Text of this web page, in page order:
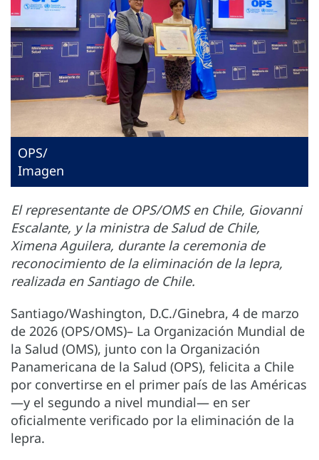
OPS/
Imagen
El representante de OPS/OMS en Chile, Giovanni
Escalante, y la ministra de Salud de Chile,
Ximena Aguilera, durante la ceremonia de
reconocimiento de la eliminación de la lepra,
realizada en Santiago de Chile.
Santiago/Washington, D.C./Ginebra, 4 de marzo
de 2026 (OPS/OMS)– La Organización Mundial de
la Salud (OMS), junto con la Organización
Panamericana de la Salud (OPS), felicita a Chile
por convertirse en el primer país de las Américas
—y el segundo a nivel mundial— en ser
oficialmente verificado por la eliminación de la
lepra.